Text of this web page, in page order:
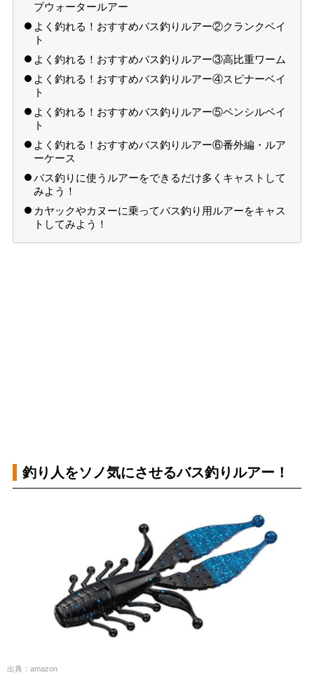
プウォータールアー
よく釣れる！おすすめバス釣りルアー②クランクベイ
ト
よく釣れる！おすすめバス釣りルアー③高比重ワーム
よく釣れる！おすすめバス釣りルアー④スピナーベイ
ト
よく釣れる！おすすめバス釣りルアー⑤ペンシルベイ
ト
よく釣れる！おすすめバス釣りルアー⑥番外編・ルア
ーケース
バス釣りに使うルアーをできるだけ多くキャストして
みよう！
カヤックやカヌーに乗ってバス釣り用ルアーをキャス
トしてみよう！
釣り人をソノ気にさせるバス釣りルアー！
出典：amazon